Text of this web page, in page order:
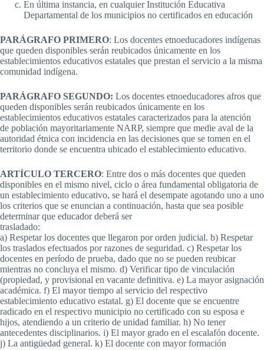
En última instancia, en cualquier Institución Educativa
Departamental de los municipios no certificados en educación
PARÁGRAFO PRIMERO: Los docentes etnoeducadores indígenas
que queden disponibles serán reubicados únicamente en los
establecimientos educativos estatales que prestan el servicio a la misma
comunidad indígena.
PARÁGRAFO SEGUNDO: Los docentes etnoeducadores afros que
queden disponibles serán reubicados únicamente en los
establecimientos educativos estatales caracterizados para la atención
de población mayoritariamente NARP, siempre que medie aval de la
autoridad étnica con incidencia en las decisiones que se tomen en el
territorio donde se encuentra ubicado el establecimiento educativo.
ARTÍCULO TERCERO: Entre dos o más docentes que queden
disponibles en el mismo nivel, ciclo o área fundamental obligatoria de
un establecimiento educativo, se hará el desempate agotando uno a uno
los criterios que se enuncian a continuación, hasta que sea posible
determinar que educador deberá ser
trasladado:
a) Respetar los docentes que llegaron por orden judicial. b) Respetar
los traslados efectuados por razones de seguridad. c) Respetar los
docentes en período de prueba, dado que no se pueden reubicar
mientras no concluya el mismo. d) Verificar tipo de vinculación
(propiedad, y provisional en vacante definitiva. e) La mayor asignación
académica. f) El mayor tiempo al servicio del respectivo
establecimiento educativo estatal. g) El docente que se encuentre
radicado en el respectivo municipio no certificado con su esposa e
hijos, atendiendo a un criterio de unidad familiar. h) No tener
antecedentes disciplinarios. i) El mayor grado en el escalafón docente.
j) La antigüedad general. k) El docente con mayor formación